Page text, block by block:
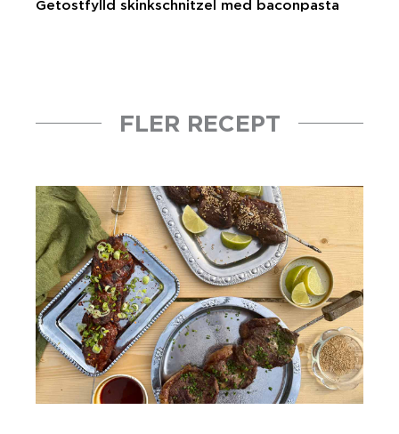
Getostfylld skinkschnitzel med baconpasta
FLER RECEPT